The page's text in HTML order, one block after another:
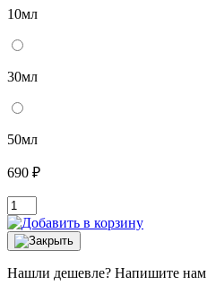
10мл
30мл
50мл
690 ₽
Нашли дешевле? Напишите нам